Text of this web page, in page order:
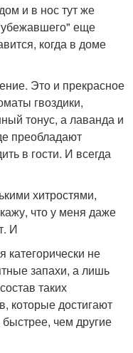
и в нос тут же
еще
когда в доме
Это и прекрасное
гвоздики,
тонус, а лаванда и
преобладают
в гости. И всегда
хитростями,
что у меня даже
И
категорически не
запахи, а лишь
таких
которые достигают
чем другие